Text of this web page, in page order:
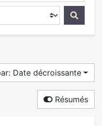
Date décroissante
Résumés